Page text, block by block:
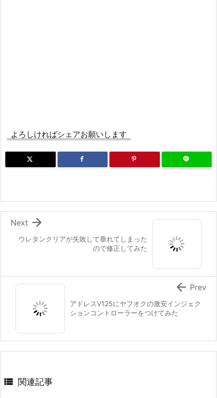
よろしければシェアお願いします
ウレタンクリアが失敗して垂れてしまった
ので修正してみた

Next
アドレスV125にヤフオクの激安インジェク
ションコントローラーをつけてみた
 Prev
 関連記事